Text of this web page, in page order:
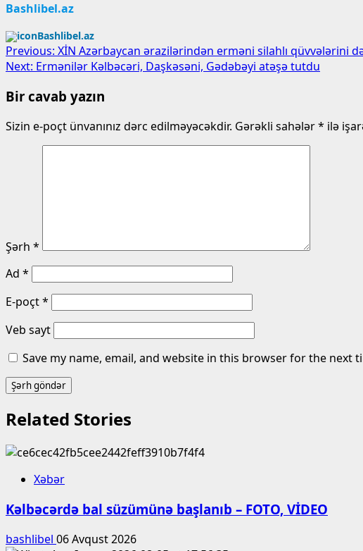
Bashlibel.az
Bashlibel.az
Post
navigation
Previous: XİN Azərbaycan ərazilərindən erməni silahlı qüvvələrini
Next: Ermənilər Kəlbəcəri, Daşkəsəni, Gədəbəyi atəşə tutdu
Bir cavab yazın
Sizin e-poçt ünvanınız dərc edilməyəcəkdir. Gərəkli sahələr* ilə
Şərh *
Ad *
E-poçt*
Veb sayt
Save my name, email, and website in this browser for the next
Related Stories
Xəbər
Kəlbəcərdə bal süzümünə başlanıb – FOTO, VİDEO
bashlibel 06 Avqust 2026